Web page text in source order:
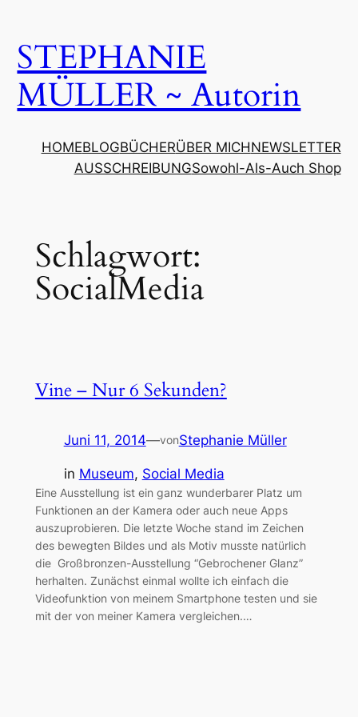
springen
STEPHANIE
MÜLLER ~ Autorin
HOMEBLOGBÜCHERÜBER MICHNEWSLETTER
AUSSCHREIBUNGSowohl-Als-Auch Shop
Schlagwort:
SocialMedia
Vine – Nur 6 Sekunden?
Juni 11, 2014—vonStephanie Müller
in Museum, Social Media
Eine Ausstellung ist ein ganz wunderbarer Platz um
Funktionen an der Kamera oder auch neue Apps
auszuprobieren. Die letzte Woche stand im Zeichen
des bewegten Bildes und als Motiv musste natürlich
die Großbronzen-Ausstellung “Gebrochener Glanz”
herhalten. Zunächst einmal wollte ich einfach die
Videofunktion von meinem Smartphone testen und sie
mit der von meiner Kamera vergleichen.…